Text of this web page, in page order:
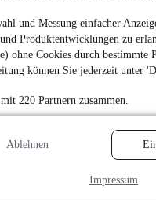
und Messung einfacher
Produktentwicklungen zu
ohne Cookies durch bestimmte
können Sie jederzeit unter
220 Partnern zusammen.
Ablehnen
Impressum